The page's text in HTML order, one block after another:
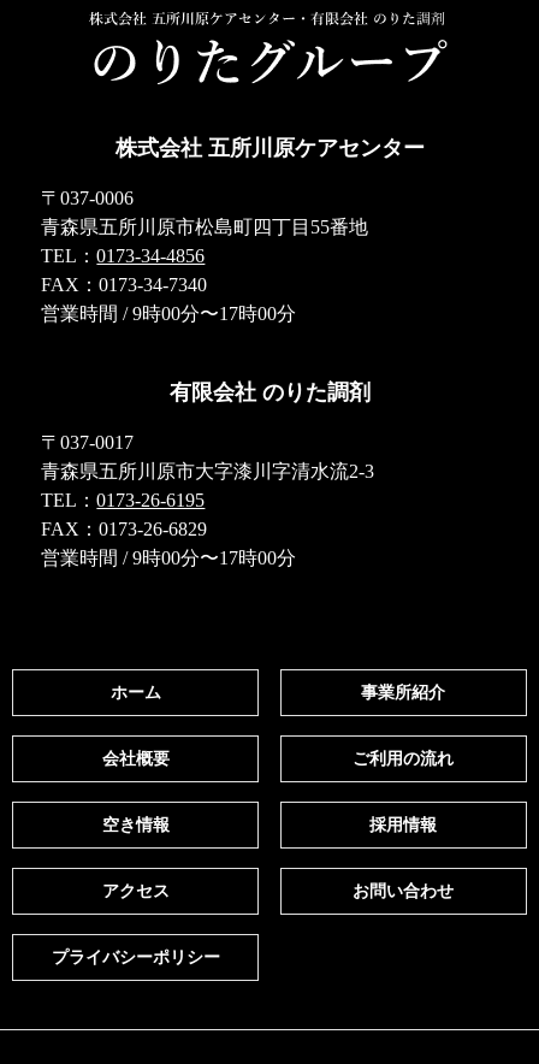
株式会社 五所川原ケアセンター
〒037-0006
青森県五所川原市松島町四丁目55番地
TEL：0173-34-4856
FAX：0173-34-7340
営業時間 / 9時00分〜17時00分
有限会社 のりた調剤
〒037-0017
青森県五所川原市大字漆川字清水流2-3
TEL：0173-26-6195
FAX：0173-26-6829
営業時間 / 9時00分〜17時00分
ホーム 事業所紹介
会社概要 ご利用の流れ
空き情報 採用情報
アクセス お問い合わせ
プライバシーポリシー